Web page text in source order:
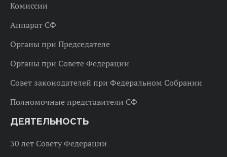
Комиссии
Аппарат СФ
Органы при Председателе
Органы при Совете Федерации
Совет законодателей при Федеральном Собрании
Полномочные представители СФ
ДЕЯТЕЛЬНОСТЬ
30 лет Совету Федерации